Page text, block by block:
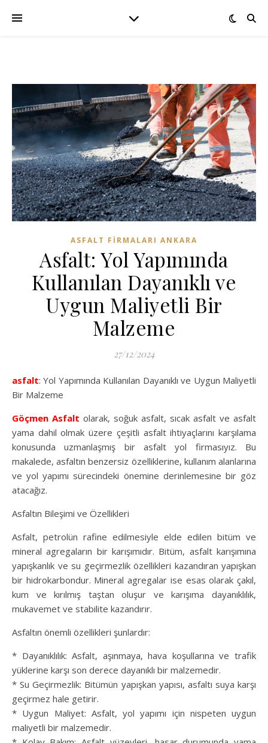
ASFALT FIRMALARI ANKARA
Asfalt: Yol Yapımında
Kullanılan Dayanıklı ve
Uygun Maliyetli Bir
Malzeme
27/12/2024
asfalt: Yol Yapımında Kullanılan Dayanıklı ve Uygun Maliyetli
Bir Malzeme
Göçmen Asfalt olarak, soğuk asfalt, sıcak asfalt ve asfalt
yama dahil olmak üzere çeşitli asfalt ihtiyaçlarını karşılama
konusunda uzmanlaşmış bir asfalt yol firmasıyız. Bu
makalede, asfaltın benzersiz özelliklerine, kullanım alanlarına
ve yol yapımı sürecindeki önemine derinlemesine bir göz
atacağız.
Asfaltın Bileşimi ve Özellikleri
Asfalt, petrolün rafine edilmesiyle elde edilen bitüm ve
mineral agregaların bir karışımıdır. Bitüm, asfalt karışımına
yapışkanlık ve su geçirmezlik özellikleri kazandıran yapışkan
bir hidrokarbondur. Mineral agregalar ise esas olarak çakıl,
kum ve kırılmış taştan oluşur ve karışıma dayanıklılık,
mukavemet ve stabilite kazandırır.
Asfaltın önemli özellikleri şunlardır:
* Dayanıklılık: Asfalt, aşınmaya, hava koşullarına ve trafik
yüklerine karşı son derece dayanıklı bir malzemedir.
* Su Geçirmezlik: Bitümün yapışkan yapısı, asfaltı suya karşı
geçirmez hale getirir.
* Uygun Maliyet: Asfalt, yol yapımı için nispeten uygun
maliyetli bir malzemedir.